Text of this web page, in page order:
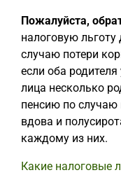
Пожалуйста,
налоговую
случаю потери
если оба
лица несколько
пенсию по случаю
вдова и
каждому из них.
Какие налоговые